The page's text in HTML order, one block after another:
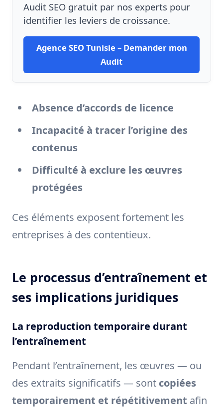
Audit SEO gratuit par nos experts pour
identifier les leviers de croissance.
Agence SEO Tunisie – Demander mon
Audit
Absence d’accords de licence
Incapacité à tracer l’origine des
contenus
Difficulté à exclure les œuvres
protégées
Ces éléments exposent fortement les
entreprises à des contentieux.
Le processus d’entraînement et
ses implications juridiques
La reproduction temporaire durant
l’entraînement
Pendant l’entraînement, les œuvres — ou
des extraits significatifs — sont copiées
temporairement et répétitivement afin